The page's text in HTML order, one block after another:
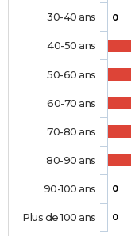
0
0
0
30-40 ans
40-50 ans
50-60 ans
60-70 ans
70-80 ans
80-90 ans
90-100 ans
Plus de 100 ans